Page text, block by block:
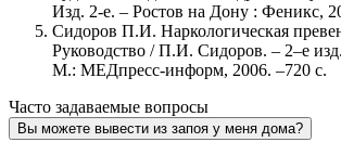
Изд. 2-е. – Ростов на Дону : Феникс,
Сидоров П.И. Наркологическая
Руководство / П.И. Сидоров. – 2–е
М.: МЕДпресс-информ, 2006. –720 с.
Часто задаваемые вопросы
Вы можете вывести из запоя у меня дома?